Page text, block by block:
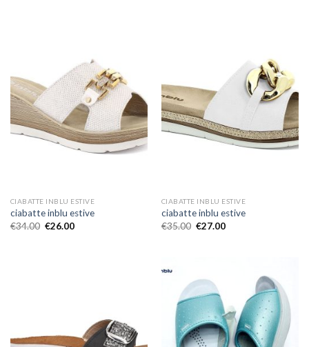
CIABATTE INBLU ESTIVE
ciabatte inblu estive
€34.00 €26.00
CIABATTE INBLU ESTIVE
ciabatte inblu estive
€35.00 €27.00